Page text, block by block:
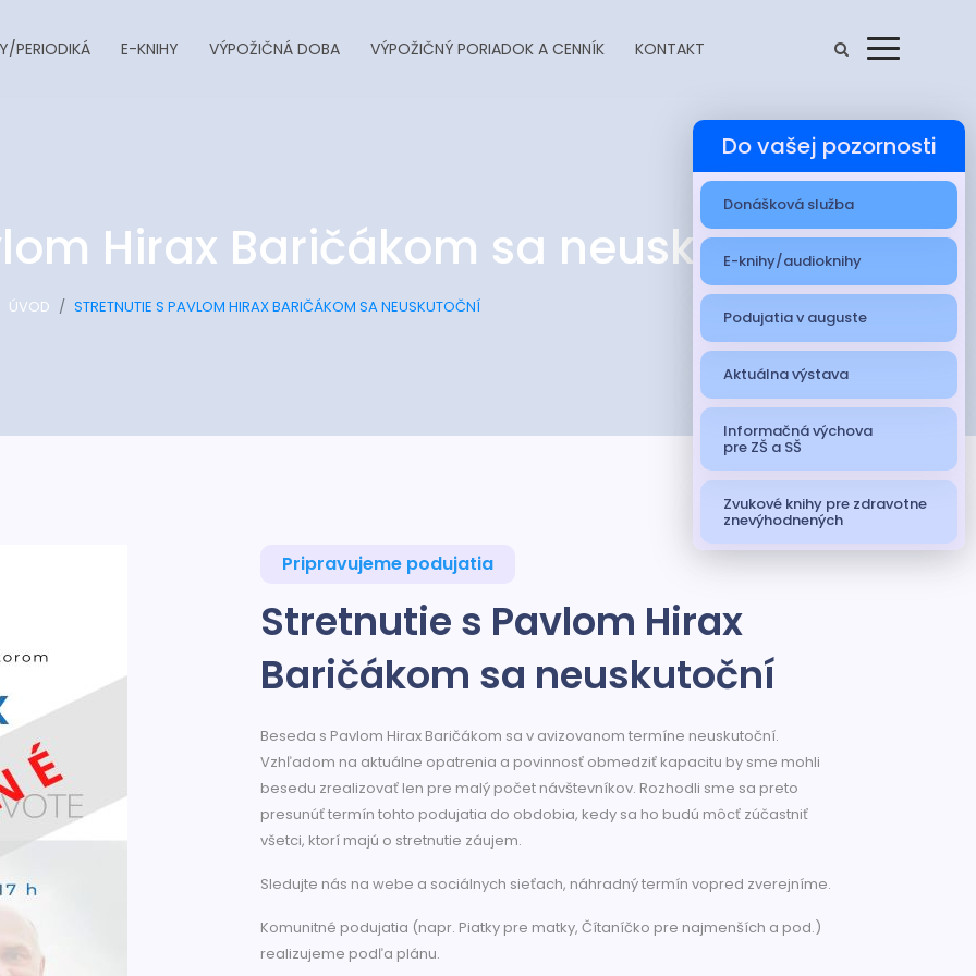
PERIODIKÁ E-KNIHY VÝPOŽIČNÁ DOBA VÝPOŽIČNÝ PORIADOK A CENNÍK KONTAKT
Hirax Baričákom sa neuskutoční
ÚVOD STRETNUTIE S PAVLOM HIRAX BARIČÁKOM SA NEUSKUTOČNÍ
Pripravujeme podujatia
Stretnutie s Pavlom Hirax
Baričákom sa neuskutoční
Beseda s Pavlom Hirax Baričákom sa v avizovanom termíne neuskutoční.
Vzhľadom na aktuálne opatrenia a povinnosť obmedziť kapacitu by sme mohli
besedu zrealizovať len pre malý počet návštevníkov. Rozhodli sme sa preto
presunúť termín tohto podujatia do obdobia, kedy sa ho budú môcť zúčastniť
všetci, ktorí majú o stretnutie záujem.
Sledujte nás na webe a sociálnych sieťach, náhradný termín vopred zverejníme.
Komunitné podujatia (napr. Piatky pre matky, Čítaníčko pre najmenších a pod.)
realizujeme podľa plánu.
Do vašej pozornosti
Donášková služba
E-knihy/audioknihy
Podujatia v auguste
Aktuálna výstava
Informačná výchova
pre ZŠ a SŠ
Zvukové knihy pre zdravotne
znevýhodnených